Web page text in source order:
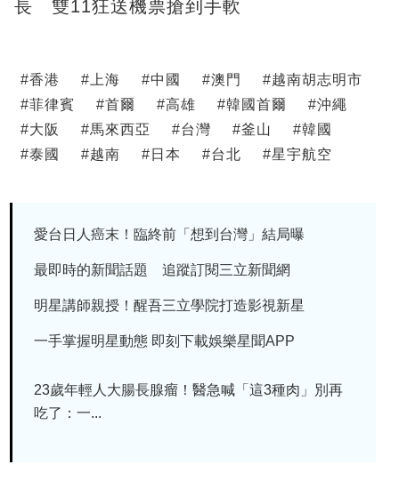
長 雙11狂送機票搶到手軟
#香港 # 上海 #中國 #澳門 #越南胡志明市
#菲律賓 #首爾 #高雄 #韓國首爾 #沖繩
#大阪 #馬來西亞 #台灣 #釜山 #韓國
#泰國 #越南 # 日本 #台北 #星宇航空
愛台日人癌末！臨終前「想到台灣」結局曝
最即時的新聞話題 追蹤訂閱三立新聞網
明星講師親授！醒吾三立學院打造影視新星
一手掌握明星動態 即刻下載娛樂星聞APP
23歲年輕人大腸長腺瘤！醫急喊「這3種肉」別再
吃了：一...